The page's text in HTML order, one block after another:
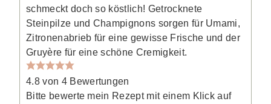
schmeckt doch so köstlich! Getrocknete
Steinpilze und Champignons sorgen für Umami,
Zitronenabrieb für eine gewisse Frische und der
Gruyère für eine schöne Cremigkeit.
4.8von 4Bewertungen
Bitte bewerte mein Rezept mit einem Klick auf